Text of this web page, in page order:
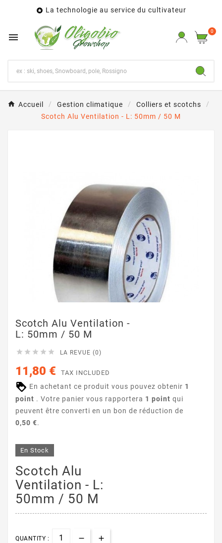
 La technologie au service du cultivateur

0
Accueil Gestion climatique
Colliers et scotchs
Scotch Alu Ventilation - L: 50mm / 50 M
Scotch Alu Ventilation -
L: 50mm / 50 M
     LA REVUE (0)
11,80 € TAX INCLUDED
En achetant ce produit vous pouvez obtenir 1
point . Votre panier vous rapportera 1 point qui
peuvent être converti en un bon de réduction de
0,50 €.
En Stock
Scotch Alu
Ventilation - L:
50mm / 50 M
QUANTITY :